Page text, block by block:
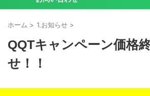
ホーム > 1.お知らせ >
QQTキャンペーン価格
せ！！